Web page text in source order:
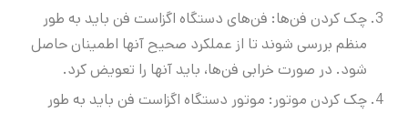
چک کردن فن‌ها: فن‌های دستگاه اگزاست فن باید به طور
منظم بررسی شوند تا از عملکرد صحیح آنها اطمینان حاصل
شود. در صورت خرابی فن‌ها، باید آنها را تعویض کرد.
چک کردن موتور: موتور دستگاه اگزاست فن باید به طور